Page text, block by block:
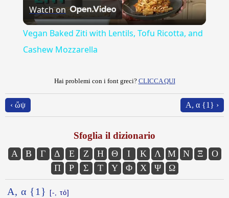
Video
Watch on
Vegan Baked Ziti with Lentils, Tofu Ricotta, and
Cashew Mozzarella
Hai problemi con i font greci? CLICCA QUI
‹ ὤψ Α, α {1} ›
Sfoglia il dizionario
Α Β Γ Δ Ε Ζ Η Θ Ι Κ Λ Μ Ν Ξ
Ο
Π
Ρ Σ Τ Υ Φ Χ Ψ Ω
Α, α {1} [-, τό]